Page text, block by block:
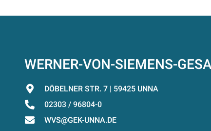
WERNER-VON-SIEMENS-
DÖBELNER STR. 7 | 59425 UNNA
02303 / 96804-0
WVS@GEK-UNNA.DE